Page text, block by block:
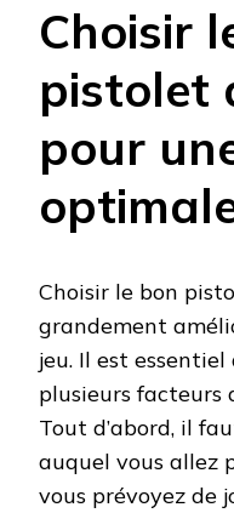
Choisir
pistolet
pour
Choisir le bon
grandement
jeu. Il est
plusieurs facteurs
Tout d’abord, il
auquel vous allez
vous prévoyez de